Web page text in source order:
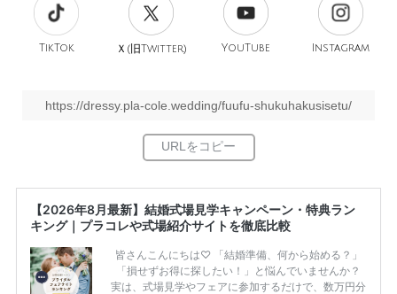
TikTok Ｘ(旧Twitter) YouTube Instagram
https://dressy.pla-cole.wedding/fuufu-shukuhakusisetu/
【2026年8月最新】結婚式場見学キャンペーン・特典ラン
キング｜プラコレや式場紹介サイトを徹底比較
皆さんこんにちは♡ 「結婚準備、何から始める？」
「損せずお得に探したい！」と悩んでいませんか？
実は、式場見学やフェアに参加するだけで、数万円分